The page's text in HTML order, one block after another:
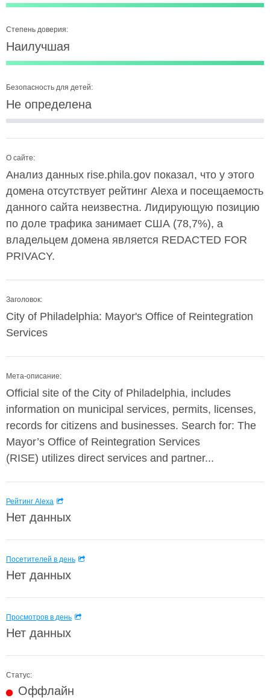
Степень доверия:
Наилучшая
Безопасность для детей:
Не определена
О сайте:
Анализ данных rise.phila.gov показал, что у этого
домена отсутствует рейтинг Alexa и посещаемость
данного сайта неизвестна. Лидирующую позицию
по доле трафика занимает США (78,7%), а
владельцем домена является REDACTED FOR
PRIVACY.
Заголовок:
City of Philadelphia: Mayor's Office of Reintegration
Services
Мета-описание:
Official site of the City of Philadelphia, includes
information on municipal services, permits, licenses,
records for citizens and businesses. Search for: The
Mayor’s Office of Reintegration Services
(RISE) utilizes direct services and partner...
Рейтинг Alexa
Нет данных
Посетителей в день
Нет данных
Просмотров в день
Нет данных
Статус:
Оффлайн